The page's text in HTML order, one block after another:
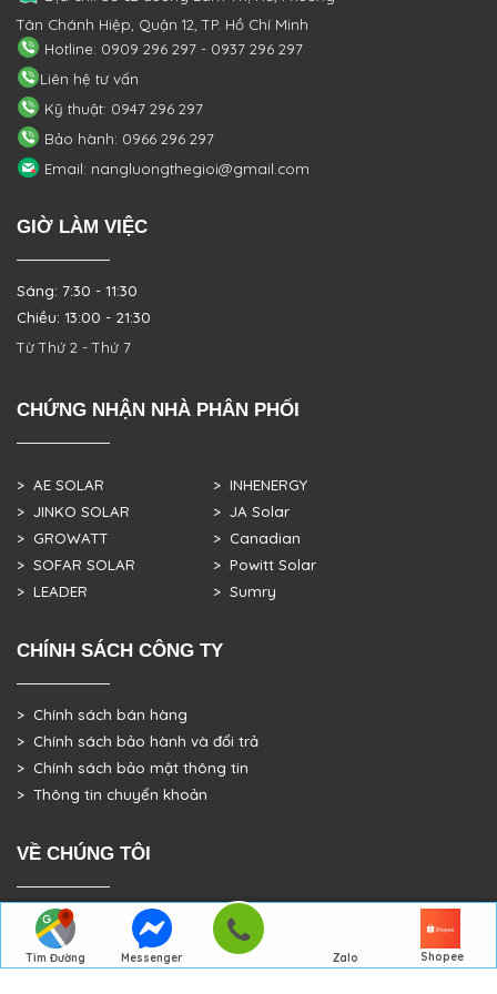
Tìm Đường
Messenger
Zalo Shopee
Tân Chánh Hiệp, Quận 12, TP. Hồ Chí Minh
Hotline: 0909 296 297 - 0937 296 297
Liên hệ tư vấn
Kỹ thuật: 0947 296 297
Bảo hành: 0966 296 297
Email: nangluongthegioi@gmail.com
GIỜ LÀM VIỆC
Sáng: 7:30 - 11:30
Chiều: 13:00 - 21:30
Từ Thứ 2 - Thứ 7
CHỨNG NHẬN NHÀ PHÂN PHỐI
> AE SOLAR
> JINKO SOLAR
> GROWATT
> SOFAR SOLAR
> LEADER
> INHENERGY
> JA Solar
> Canadian
> Powitt Solar
> Sumry
CHÍNH SÁCH CÔNG TY
> Chính sách bán hàng
> Chính sách bảo hành và đổi trả
> Chính sách bảo mật thông tin
> Thông tin chuyển khoản
VỀ CHÚNG TÔI
> GIỚI THIỆU
> TRANG CHỦ
> DỰ ÁN THỰC TẾ